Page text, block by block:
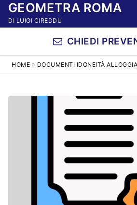
VaiGEOMETRA ROMA
DI LUIGI CIREDDU
CHIEDI
HOME » DOCUMENTI IDONEITÀ